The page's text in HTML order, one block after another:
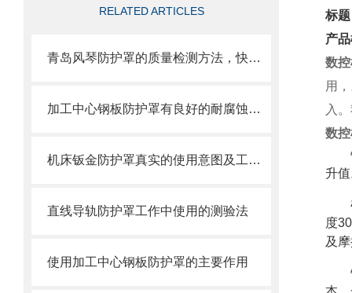
RELATED ARTICLES
青岛风琴防护罩的质量检测方法，快来收藏了
加工中心钢板防护罩有良好的耐腐蚀性，能在各种环境下长时间使用
机床钣金防护罩真实的使用意图及工艺过程是怎么样的
直线导轨防护罩工作中使用的测验法
使用加工中心钢板防护罩的主要作用
标
产
数
用
入
数
升
度
及